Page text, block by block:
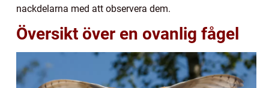
nackdelarna med att observera dem.
Översikt över en ovanlig fågel